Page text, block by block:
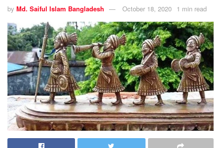
by Md. Saiful Islam Bangladesh October 18, 2020 1 min read